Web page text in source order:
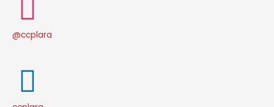
@ccplara